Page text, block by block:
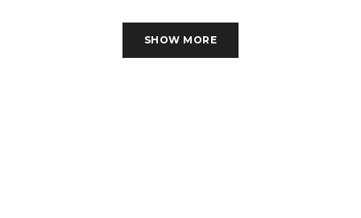
SHOW MORE